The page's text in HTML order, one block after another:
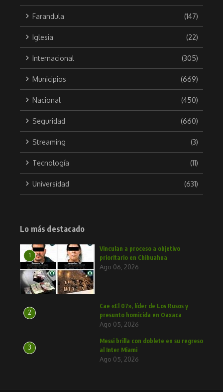
Farandula (147)
Iglesia (22)
Internacional (305)
Municipios (669)
Nacional (450)
Seguridad (660)
Streaming (3)
Tecnología (11)
Universidad (631)
Lo más destacado
1
Vinculan a proceso a objetivo
prioritario en Chihuahua
Ago 06, 2026
2
Cae «El 07», líder de Los Rusos y
presunto homicida en Oaxaca
Ago 05, 2026
3
Messi brilla con doblete en su regreso
al Inter Miami
Ago 05, 2026